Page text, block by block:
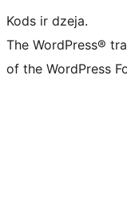
Kods ir dzeja.
The WordPress®
of the WordPress